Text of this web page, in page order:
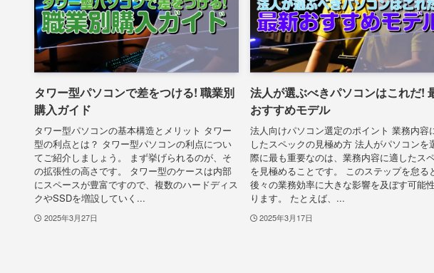
タワー型パソコンで差をつける! 職業別
購入ガイド
タワー型パソコンの基本構造とメリット タワー
型の利点とは？ タワー型パソコンの利点につい
てご紹介しましょう。 まず挙げられるのが、そ
の拡張性の高さです。 タワー型のケースは内部
にスペースが豊富ですので、複数のハードディス
クやSSDを増設していく...
2025年3月27日
法人が選ぶべきパソコンはこれだ!
おすすめモデル
法人向けパソコン選定のポイント 業務内容
したスペックの見極め方 法人がパソコンを
際に最も重要なのは、業務内容に適したス
を見極めることです。 このステップを怠ると
後々の業務効率に大きな影響を及ぼす可能
ります。 たとえば、...
2025年3月17日